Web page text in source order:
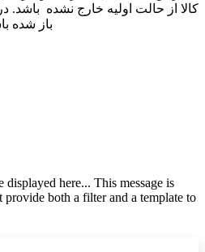
کالا از حالت اولیه خارج نشده باشد.
باز شده
here... This message is
provide both a filter and a template to